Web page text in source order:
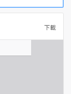
下載